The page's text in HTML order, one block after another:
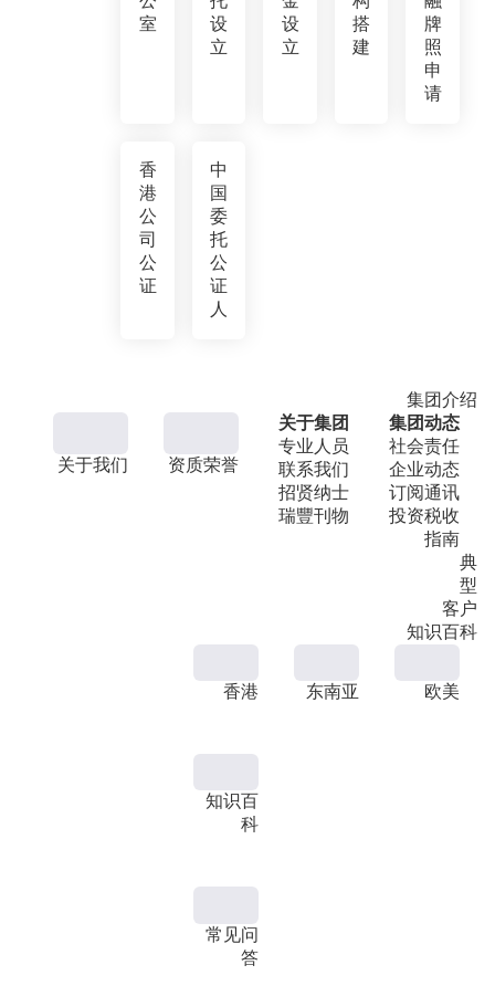
室
设
立
设
立
搭
建
牌
照
申
请
香
港
公
司
公
证
中
国
委
托
公
证
人
集团介绍
关于我们 资质荣誉
关于集团
专业人员
联系我们
招贤纳士
瑞豐刊物
集团动态
社会责任
企业动态
订阅通讯
投资税收
指南
典
型
客户
知识百科
香港 东南亚 欧美
知识百
科
常见问
答